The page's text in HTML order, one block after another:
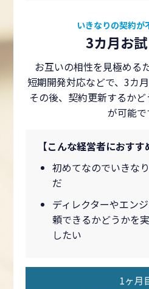
いきなりの契約が
3カ月お
お互いの相性を見極める
短期開発対応などで、3カ
その後、契約更新するか
が可能で
【こんな経営者におすす
初めてなのでいきな
だ
ディレクターやエン
頼できるかどうかを
したい